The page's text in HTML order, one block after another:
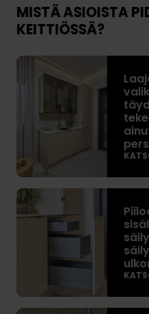
MISTÄ ASIOISTA
KEITTIÖSSÄ?
L
a
t
a
v
a
i
m
P
i
n